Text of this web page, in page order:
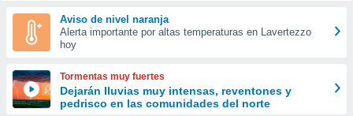
y
forma
digital
basada
Aviso de nivel naranja
Alerta importante por altas temperaturas en Lavertezzo
hoy
Tormentas muy fuertes
Dejarán lluvias muy intensas, reventones y
pedrisco en las comunidades del norte